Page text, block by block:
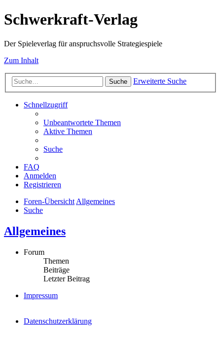
Schwerkraft-Verlag
Der Spieleverlag für anspruchsvolle Strategiespiele
Zum Inhalt
Suche Erweiterte Suche
Schnellzugriff
Unbeantwortete Themen
Aktive Themen
Suche
FAQ
Anmelden
Registrieren
Foren-ÜbersichtAllgemeines
Suche
Allgemeines
Forum
Themen
Beiträge
Letzter Beitrag
Impressum
Datenschutzerklärung